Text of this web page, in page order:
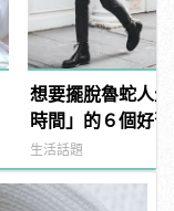
想要擺脫魯蛇人
時間」的６個好
生活話題